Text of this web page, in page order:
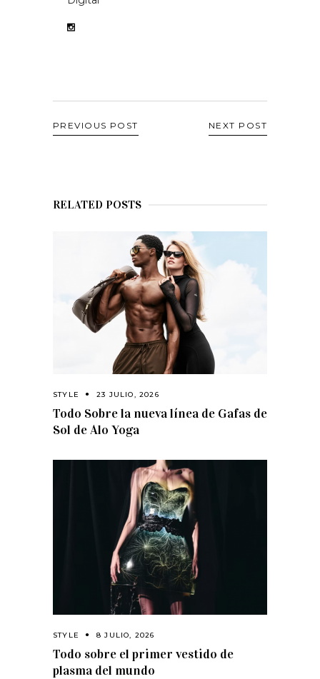
PREVIOUS POST NEXT POST
RELATED POSTS
STYLE 23 JULIO, 2026
Todo Sobre la nueva línea de Gafas de
Sol de Alo Yoga
STYLE 8 JULIO, 2026
Todo sobre el primer vestido de
plasma del mundo